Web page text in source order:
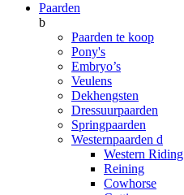
Paarden
b
Paarden te koop
Pony's
Embryo’s
Veulens
Dekhengsten
Dressuurpaarden
Springpaarden
Westernpaarden d
Western Riding
Reining
Cowhorse